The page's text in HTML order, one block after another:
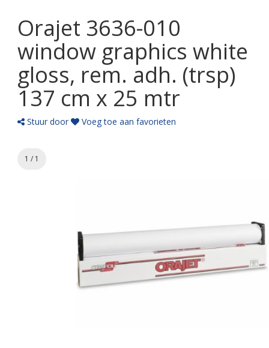
Orajet 3636-010
window graphics white
gloss, rem. adh. (trsp)
137 cm x 25 mtr
Stuur door Voeg toe aan favorieten
1 / 1